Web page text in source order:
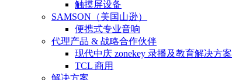
触摸屏设备
SAMSON（美国山逊）
便携式专业音响
代理产品 & 战略合作伙伴
现代中庆 zonekey 录播及教育解决方案
TCL 商用
解决方案